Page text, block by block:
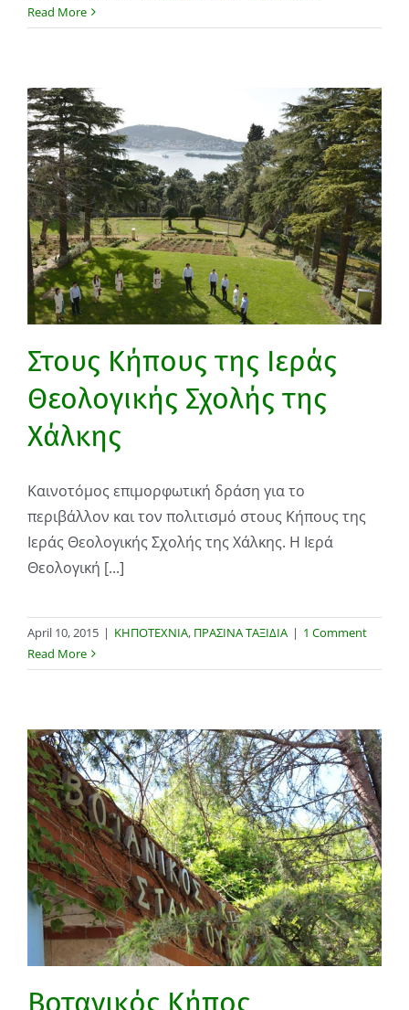
Read More
Στους Κήπους της Ιεράς
Θεολογικής Σχολής της
Χάλκης
Καινοτόμος επιμορφωτική δράση για το
περιβάλλον και τον πολιτισμό στους Κήπους της
Ιεράς Θεολογικής Σχολής της Χάλκης. Η Ιερά
Θεολογική [...]
April 10, 2015 | ΚΗΠΟΤΕΧΝΙΑ, ΠΡΑΣΙΝΑ ΤΑΞΙΔΙΑ | 1 Comment
Read More
Βοτανικός Κήπος